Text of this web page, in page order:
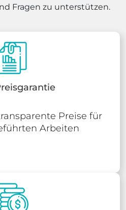
Fragen zu unterstützen.
Preise für
Arbeiten